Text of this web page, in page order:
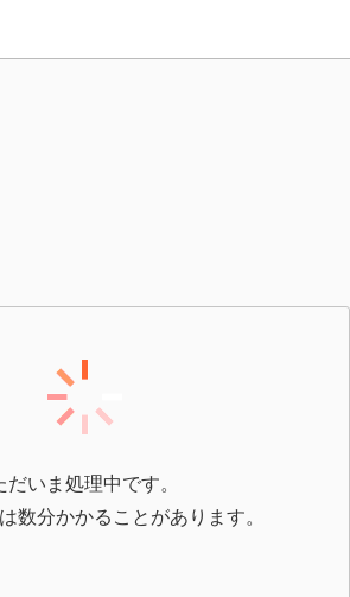
だいま処理中です。
数分かかることがあります。